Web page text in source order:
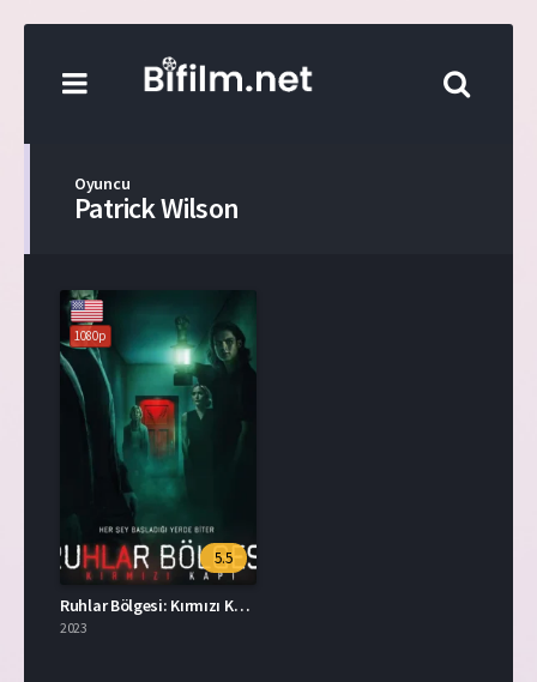
Oyuncu
Patrick Wilson
1080p
5.5
Ruhlar Bölgesi: Kırmızı Kapı Türkçe Dublaj İzle
2023